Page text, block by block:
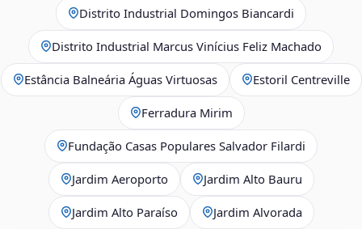
Distrito Industrial Domingos Biancardi
Distrito Industrial Marcus Vinícius Feliz Machado
Estância Balneária Águas Virtuosas Estoril Centreville
Ferradura Mirim
Fundação Casas Populares Salvador Filardi
Jardim Aeroporto Jardim Alto Bauru
Jardim Alto Paraíso Jardim Alvorada